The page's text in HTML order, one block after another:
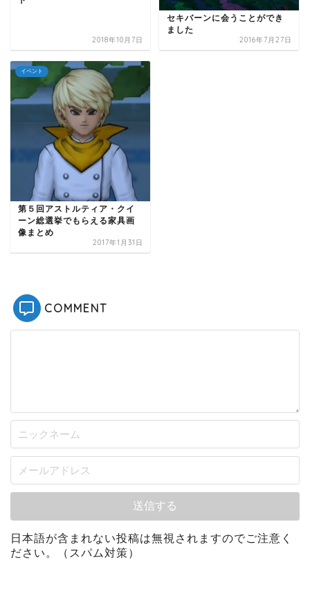
2018年10月7日
セキバーンに会うことができ
ました
2016年7月27日
イベント
第５回アストルティア・クイ
ーン総選挙でもらえる家具画
像まとめ
2017年1月31日
COMMENT
日本語が含まれない投稿は無視されますのでご注意く
ださい。（スパム対策）